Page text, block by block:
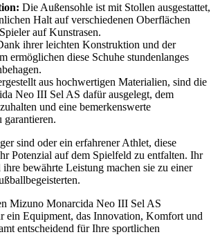
Die Außensohle ist mit Stollen ausgestattet,
Halt auf verschiedenen Oberflächen
auf Kunstrasen.
ihrer leichten Konstruktion und der
ermöglichen diese Schuhe stundenlanges
aus hochwertigen Materialien, sind die
Neo III Sel AS dafür ausgelegt, dem
und eine bemerkenswerte
sind oder ein erfahrener Athlet, diese
Potenzial auf dem Spielfeld zu entfalten. Ihr
bewährte Leistung machen sie zu einer
Mizuno Monarcida Neo III Sel AS
ein Equipment, das Innovation, Komfort und
entscheidend für Ihre sportlichen